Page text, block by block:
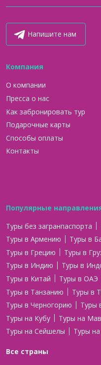
Напишите нам
Компания
О компании
Пресса о нас
Как забронировать тур
Подарочные карты
Способы оплаты
Контакты
Популярные
Туры без загранпаспорта
Туры в Армению
Туры в
Туры в Грецию
Туры в
Туры в Индию
Туры в
Туры в Китай
Туры в ОАЭ
Туры в Танзанию
Туры в
Туры в Черногорию
Туры
Туры на Кубу
Туры на
Туры на Сейшелы
Туры
Все страны